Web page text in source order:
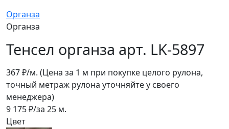
Органза
Органза
Тенсел органза арт. LK-5897
367₽/м. (Цена за 1 м при покупке целого рулона,
точный метраж рулона уточняйте у своего
менеджера)
9 175₽/за 25 м.
Цвет